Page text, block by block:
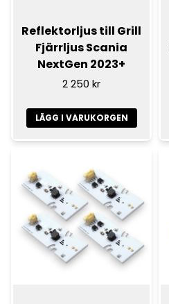
Reflektorljus till Grill
Fjärrljus Scania
NextGen 2023+
2 250 kr
LÄGG I VARUKORGEN